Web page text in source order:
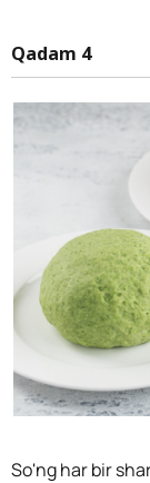
Qadam 4
So'ng har bir